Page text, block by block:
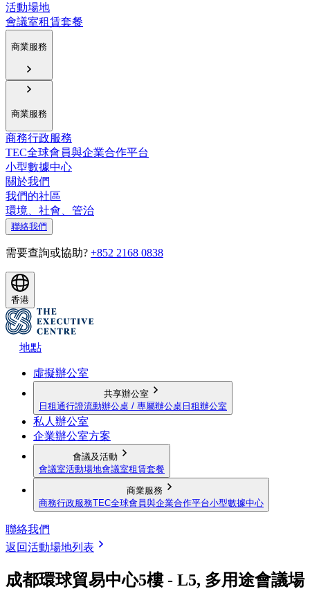
活動場地
會議室租賃套餐
商業服務
商業服務
商務行政服務
TEC全球會員與企業合作平台
小型數據中心
關於我們
我們的社區
環境、社會、管治
聯絡我們
需要查詢或協助? +852 2168 0838
香港
地點
虛擬辦公室
共享辦公室
日租通行證流動辦公桌 / 專屬辦公桌 日租辦公室
私人辦公室
企業辦公室方案
會議及活動
會議室活動場地會議室租賃套餐
商業服務
商務行政服務TEC全球會員與企業合作平台小型數據中心
聯絡我們
返回活動場地列表
成都環球貿易中心5樓 - L5, 多用途會議場